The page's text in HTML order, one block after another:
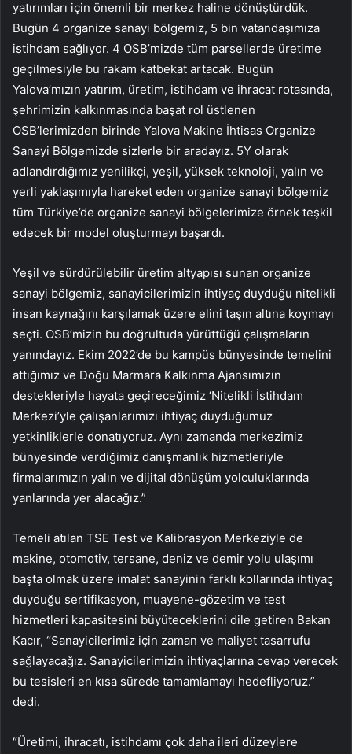
yatırımları için önemli bir merkez haline dönüştürdük.
Bugün 4 organize sanayi bölgemiz, 5 bin vatandaşımıza
istihdam sağlıyor. 4 OSB’mizde tüm parsellerde üretime
geçilmesiyle bu rakam katbekat artacak. Bugün
Yalova’mızın yatırım, üretim, istihdam ve ihracat rotasında,
şehrimizin kalkınmasında başat rol üstlenen
OSB’lerimizden birinde Yalova Makine İhtisas Organize
Sanayi Bölgemizde sizlerle bir aradayız. 5Y olarak
adlandırdığımız yenilikçi, yeşil, yüksek teknoloji, yalın ve
yerli yaklaşımıyla hareket eden organize sanayi bölgemiz
tüm Türkiye’de organize sanayi bölgelerimize örnek teşkil
edecek bir model oluşturmayı başardı.
Yeşil ve sürdürülebilir üretim altyapısı sunan organize
sanayi bölgemiz, sanayicilerimizin ihtiyaç duyduğu nitelikli
insan kaynağını karşılamak üzere elini taşın altına koymayı
seçti. OSB’mizin bu doğrultuda yürüttüğü çalışmaların
yanındayız. Ekim 2022’de bu kampüs bünyesinde temelini
attığımız ve Doğu Marmara Kalkınma Ajansımızın
destekleriyle hayata geçireceğimiz ‘Nitelikli İstihdam
Merkezi’yle çalışanlarımızı ihtiyaç duyduğumuz
yetkinliklerle donatıyoruz. Aynı zamanda merkezimiz
bünyesinde verdiğimiz danışmanlık hizmetleriyle
firmalarımızın yalın ve dijital dönüşüm yolculuklarında
yanlarında yer alacağız.”
Temeli atılan TSE Test ve Kalibrasyon Merkeziyle de
makine, otomotiv, tersane, deniz ve demir yolu ulaşımı
başta olmak üzere imalat sanayinin farklı kollarında ihtiyaç
duyduğu sertifikasyon, muayene-gözetim ve test
hizmetleri kapasitesini büyüteceklerini dile getiren Bakan
Kacır, “Sanayicilerimiz için zaman ve maliyet tasarrufu
sağlayacağız. Sanayicilerimizin ihtiyaçlarına cevap verecek
bu tesisleri en kısa sürede tamamlamayı hedefliyoruz.”
dedi.
“Üretimi, ihracatı, istihdamı çok daha ileri düzeylere